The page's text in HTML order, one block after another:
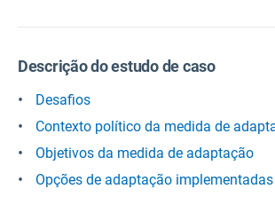
Descrição do estudo de caso
Desafios
Contexto político da medida de
Objetivos da medida de adaptação
Opções de adaptação